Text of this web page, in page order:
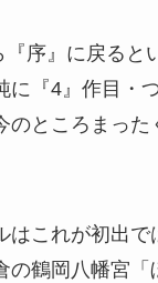
『序』に戻ると
に『4』作目・
のところまった
はこれが初出で
の鶴岡八幡宮「